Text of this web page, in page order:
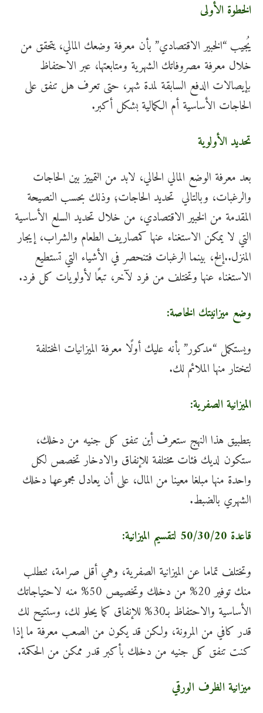
الخطوة الأولى
يُجيب “الخبير الاقتصادي” بأن معرفة وضعك المالي، يتحقق من
خلال معرفة مصروفاتك الشهرية ومتابعتها، عبر الاحتفاظ
بإيصالات الدفع السابقة لمدة شهر، حتى تعرف هل تنفق على
الحاجات الأساسية أم الكمالية بشكل أكبر.
تحديد الأولوية
بعد معرفة الوضع المالي الحالي، لابد من التمييز بين الحاجات
والرغبات، وبالتالي تحديد الحاجات؛ وذلك بحسب النصيحة
المقدمة من الخبير الاقتصادي، من خلال تحديد السلع الأساسية
التي لا يمكن الاستغناء عنها كمصاريف الطعام والشراب، إيجار
المنزل..إلخ، بينما الرغبات فتنحصر في الأشياء التي تستطيع
الاستغناء عنها وتختلف من فرد لآخر، تبعًا لأولويات كل فرد.
وضع ميزانيتك الخاصة:
ويستكمل “مدكور” بأنه عليك أولًا معرفة الميزانيات المختلفة
لتختار منها الملائم لك.
الميزانية الصفرية:
بتطبيق هذا النهج ستعرف أين تنفق كل جنيه من دخلك،
ستكون لديك فئات مختلفة للإنفاق والادخار تخصص لكل
واحدة منها مبلغا معينا من المال، على أن يعادل مجموعها دخلك
الشهري بالضبط.
قاعدة 50/30/20 لتقسيم الميزانية:
وتختلف تماما عن الميزانية الصفرية، وهي أقل صرامة، تتطلب
منك توفير 20% من دخلك وتخصيص 50% منه لاحتياجاتك
الأساسية والاحتفاظ بـ30% للإنفاق كما يحلو لك، وستتيح لك
قدر كافي من المرونة، ولكن قد يكون من الصعب معرفة ما إذا
كنت تنفق كل جنيه من دخلك بأكبر قدر ممكن من الحكمة.
ميزانية الظرف الورقي